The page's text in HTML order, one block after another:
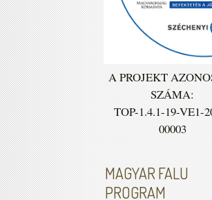
A PROJEKT
SZÁMA:
TOP-1.4.1-19-VE1-
00003
MAGYAR FALU
PROGRAM